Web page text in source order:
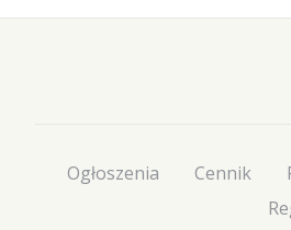
Ogłoszenia Cennik